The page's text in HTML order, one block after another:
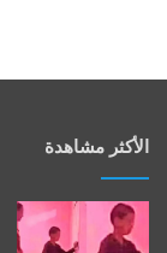
الأكثر مشاهدة